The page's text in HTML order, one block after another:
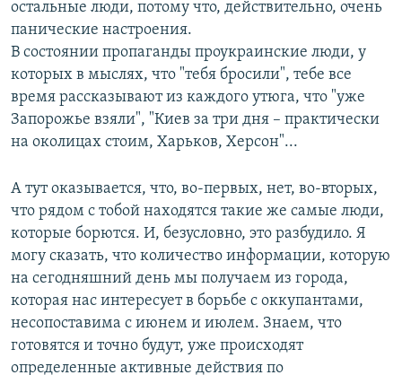
остальные люди, потому что, действительно, очень
панические настроения.
В состоянии пропаганды проукраинские люди, у
которых в мыслях, что "тебя бросили", тебе все
время рассказывают из каждого утюга, что "уже
Запорожье взяли", "Киев за три дня – практически
на околицах стоим, Харьков, Херсон"...
А тут оказывается, что, во-первых, нет, во-вторых,
что рядом с тобой находятся такие же самые люди,
которые борются. И, безусловно, это разбудило. Я
могу сказать, что количество информации, которую
на сегодняшний день мы получаем из города,
которая нас интересует в борьбе с оккупантами,
несопоставима с июнем и июлем. Знаем, что
готовятся и точно будут, уже происходят
определенные активные действия по